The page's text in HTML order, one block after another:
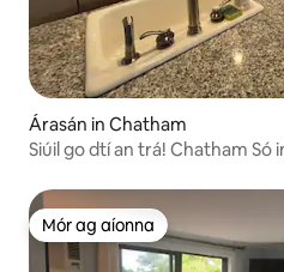
Árasán in Chatham
Siúil go dtí an trá! Chatham Só
Mór ag aíonna
Mór ag aíonna